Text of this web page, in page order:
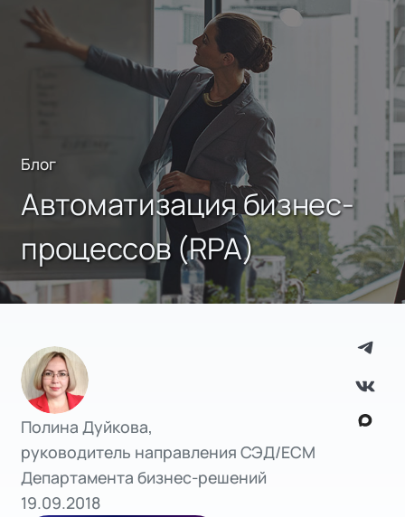
Блог
Автоматизация бизнес-
процессов (RPA)
Полина Дуйкова,
руководитель направления СЭД/ECM
Департамента бизнес-решений
19.09.2018